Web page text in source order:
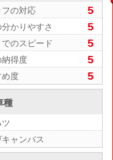
フの対応 5
かりやすさ 5
のスピード 5
得度 5
め度 5
種
ツ
キャンバス